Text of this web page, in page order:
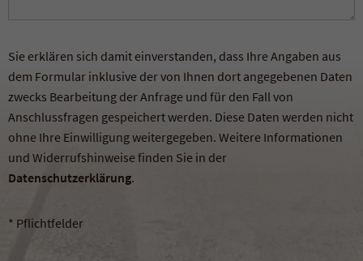
Sie erklären sich damit einverstanden, dass Ihre Angaben aus
dem Formular inklusive der von Ihnen dort angegebenen Daten
zwecks Bearbeitung der Anfrage und für den Fall von
Anschlussfragen gespeichert werden. Diese Daten werden nicht
ohne Ihre Einwilligung weitergegeben. Weitere Informationen
und Widerrufshinweise finden Sie in der
Datenschutzerklärung.
* Pflichtfelder